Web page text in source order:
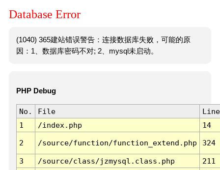
Database Error
(1040) 365建站错误警告：连接数据库失败，可能的原
因：1、数据库密码不对; 2、mysql未启动。
PHP Debug
No. File
Line
1
/index.php 14
2 /source/function/function_extend.php 324
3 /source/class/jzmysql.class.php
211